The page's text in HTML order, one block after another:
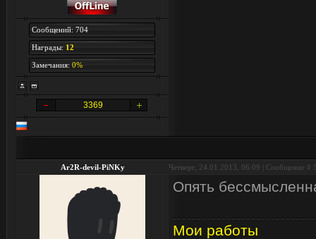
Сообщений: 704
Награды: 12
Замечания: 0%
3369
Ar2R-devil-PiNKy Четверг, 24.01.2013, 06:09 | Сообщение #
Опять
Мои работы